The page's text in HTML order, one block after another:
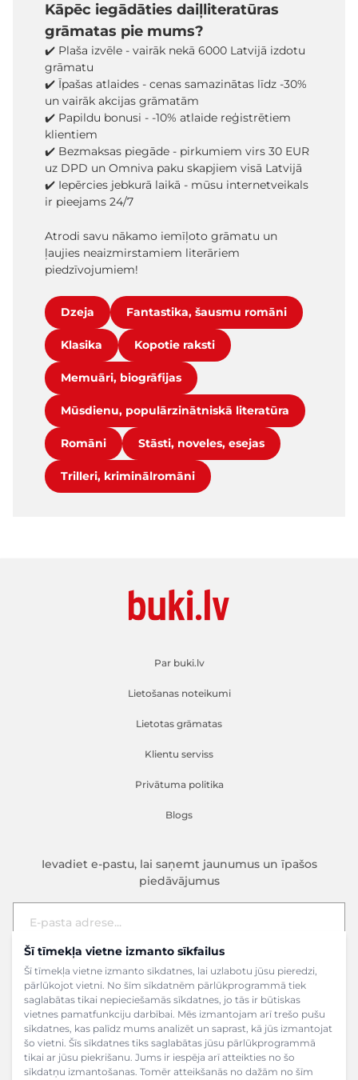
Šī tīmekļa vietne izmanto sīkfailus
Šī tīmekļa vietne izmanto sīkdatnes, lai uzlabotu jūsu pieredzi,
pārlūkojot vietni. No šīm sīkdatnēm pārlūkprogrammā tiek
saglabātas tikai nepieciešamās sīkdatnes, jo tās ir būtiskas
vietnes pamatfunkciju darbībai. Mēs izmantojam arī trešo pušu
sīkdatnes, kas palīdz mums analizēt un saprast, kā jūs izmantojat
šo vietni. Šīs sīkdatnes tiks saglabātas jūsu pārlūkprogrammā
tikai ar jūsu piekrišanu. Jums ir iespēja arī atteikties no šo
sīkdatņu izmantošanas. Tomēr atteikšanās no dažām no šīm
Kāpēc iegādāties daiļliteratūras
grāmatas pie mums?
✔️ Plaša izvēle - vairāk nekā 6000 Latvijā izdotu
grāmatu
✔️ Īpašas atlaides - cenas samazinātas līdz -30%
un vairāk akcijas grāmatām
✔️ Papildu bonusi - -10% atlaide reģistrētiem
klientiem
✔️ Bezmaksas piegāde - pirkumiem virs 30 EUR
uz DPD un Omniva paku skapjiem visā Latvijā
✔️ Iepērcies jebkurā laikā - mūsu internetveikals
ir pieejams 24/7
Atrodi savu nākamo iemīļoto grāmatu un
ļaujies neaizmirstamiem literāriem
piedzīvojumiem!
Dzeja Fantastika, šausmu romāni
Klasika Kopotie raksti
Memuāri, biogrāfijas
Mūsdienu, populārzinātniskā literatūra
Romāni Stāsti, noveles, esejas
Trilleri, kriminālromāni
Par buki.lv
Lietošanas noteikumi
Lietotas grāmatas
Klientu serviss
Privātuma politika
Blogs
Ievadiet e-pastu, lai saņemt jaunumus un īpašos
piedāvājumus
E-pasta adrese
Pieteikties